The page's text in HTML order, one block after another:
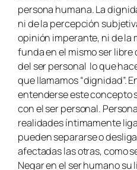
persona humana. La
ni de la percepción
opinión imperante, ni de la
funda en el mismo ser libre
del ser personal lo que
que llamamos “dignidad”.
entenderse este concepto
con el ser personal.
realidades íntimamente
pueden separarse o
afectadas las otras, como
Negar en el ser humano su